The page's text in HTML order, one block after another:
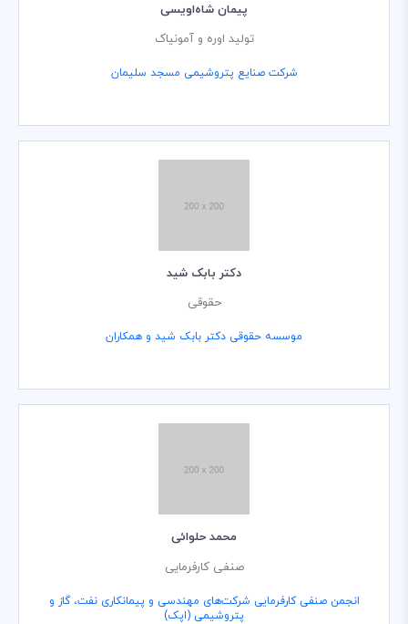
پیمان شاه‌اویسی
تولید اوره و آمونیاک
شرکت صنایع پتروشیمی مسجد سلیمان
دکتر بابک شید
حقوقی
موسسه حقوقی دکتر بابک شید و همکاران
محمد حلوائی
صنفی کارفرمایی
انجمن صنفی کارفرمایی شرکت‌های مهندسی و پیمانکاری نفت، گاز و
پتروشیمی (اپک)